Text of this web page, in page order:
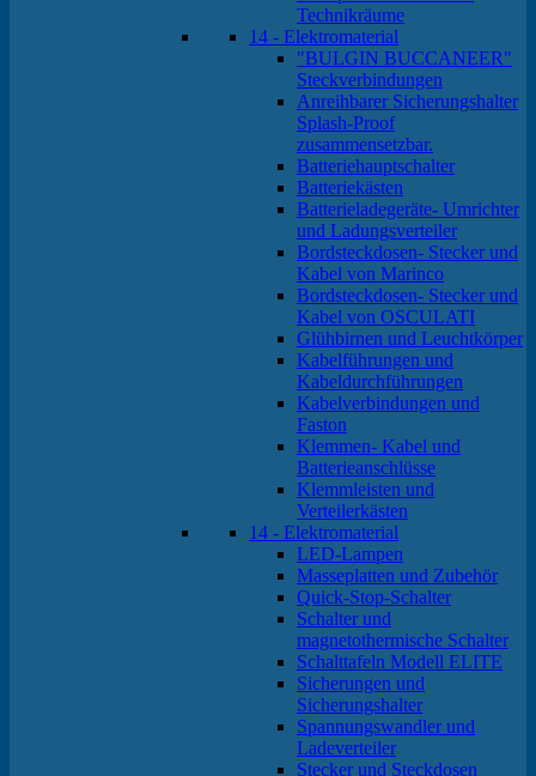
Technikräume
14 - Elektromaterial
"BULGIN BUCCANEER"
Steckverbindungen
Anreihbarer Sicherungshalter
Splash-Proof
zusammensetzbar.
Batteriehauptschalter
Batteriekästen
Batterieladegeräte- Umrichter
und Ladungsverteiler
Bordsteckdosen- Stecker und
Kabel von Marinco
Bordsteckdosen- Stecker und
Kabel von OSCULATI
Glühbirnen und Leuchtkörper
Kabelführungen und
Kabeldurchführungen
Kabelverbindungen und
Faston
Klemmen- Kabel und
Batterieanschlüsse
Klemmleisten und
Verteilerkästen
14 - Elektromaterial
LED-Lampen
Masseplatten und Zubehör
Quick-Stop-Schalter
Schalter und
magnetothermische Schalter
Schalttafeln Modell ELITE
Sicherungen und
Sicherungshalter
Spannungswandler und
Ladeverteiler
Stecker und Steckdosen